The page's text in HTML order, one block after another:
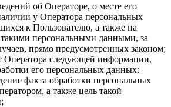
об Операторе, о месте его
у Оператора персональных
к Пользователю, а также на
такими персональными данными, за
прямо предусмотренных законом;
Оператора следующей информации,
его персональных данных:
факта обработки персональных
а также цель такой